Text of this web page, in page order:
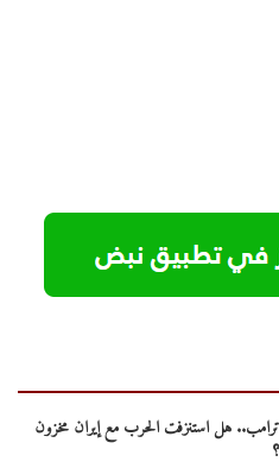
ترامب.. هل استنزفت الحرب مع إيران مخزون